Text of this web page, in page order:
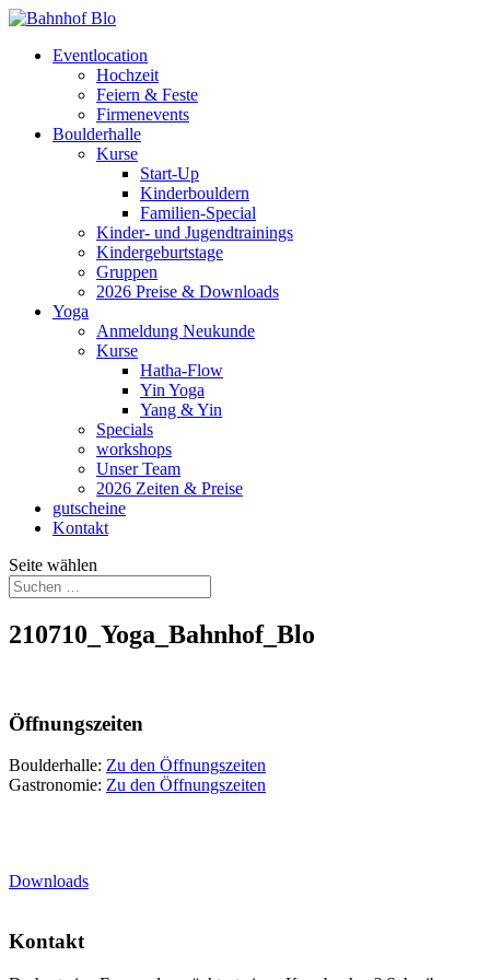
Eventlocation
Hochzeit
Feiern & Feste
Firmenevents
Boulderhalle
Kurse
Start-Up
Kinderbouldern
Familien-Special
Kinder- und Jugendtrainings
Kindergeburtstage
Gruppen
2026 Preise & Downloads
Yoga
Anmeldung Neukunde
Kurse
Hatha-Flow
Yin Yoga
Yang & Yin
Specials
workshops
Unser Team
2026 Zeiten & Preise
gutscheine
Kontakt
Seite wählen
210710_Yoga_Bahnhof_Blo
Öffnungszeiten
Boulderhalle: Zu den Öffnungszeiten
Gastronomie: Zu den Öffnungszeiten
Downloads
Kontakt